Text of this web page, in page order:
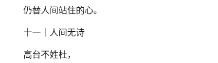
仍替人间站住的心。
十一｜人间无诗
高台不姓杜，